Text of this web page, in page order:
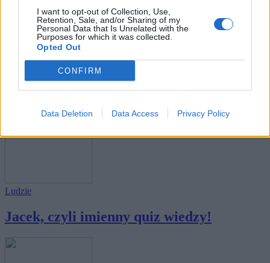
I want to opt-out of Collection, Use,
Retention, Sale, and/or Sharing of my
Personal Data that Is Unrelated with the
Purposes for which it was collected.
Opted Out
CONFIRM
Data Deletion Data Access Privacy Policy
Ludzie
Jacek, czyli imienny quiz wiedzy!